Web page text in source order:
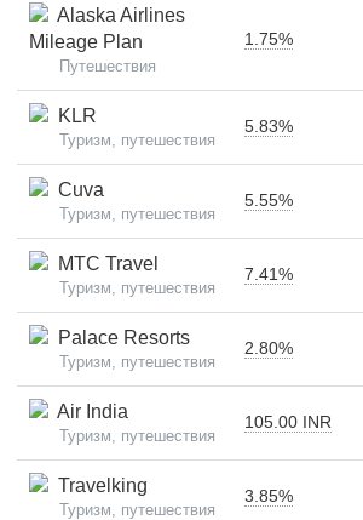
Alaska Airlines
Mileage Plan
Путешествия
1.75%
KLR
Туризм, путешествия
5.83%
Cuva
Туризм, путешествия
5.55%
МТС Travel
Туризм, путешествия
7.41%
Palace Resorts
Туризм, путешествия
2.80%
Air India
Туризм, путешествия
105.00 INR
Travelking
Туризм, путешествия
3.85%